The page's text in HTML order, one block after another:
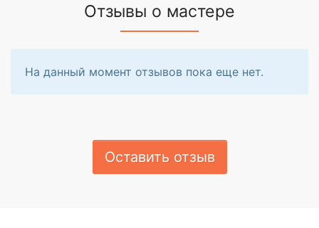
Отзывы о мастере
На данный момент отзывов пока еще нет.
Оставить отзыв